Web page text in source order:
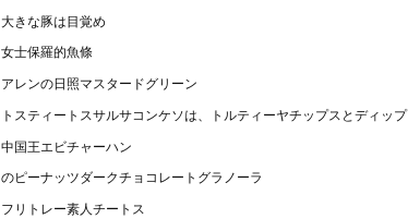
大きな豚は目覚め
女士保羅的魚條
アレンの日照マスタードグリーン
トスティートスサルサコンケソは、トルティーヤチップスとディップ
中国王エビチャーハン
のピーナッツダークチョコレートグラノーラ
フリトレー素人チートス